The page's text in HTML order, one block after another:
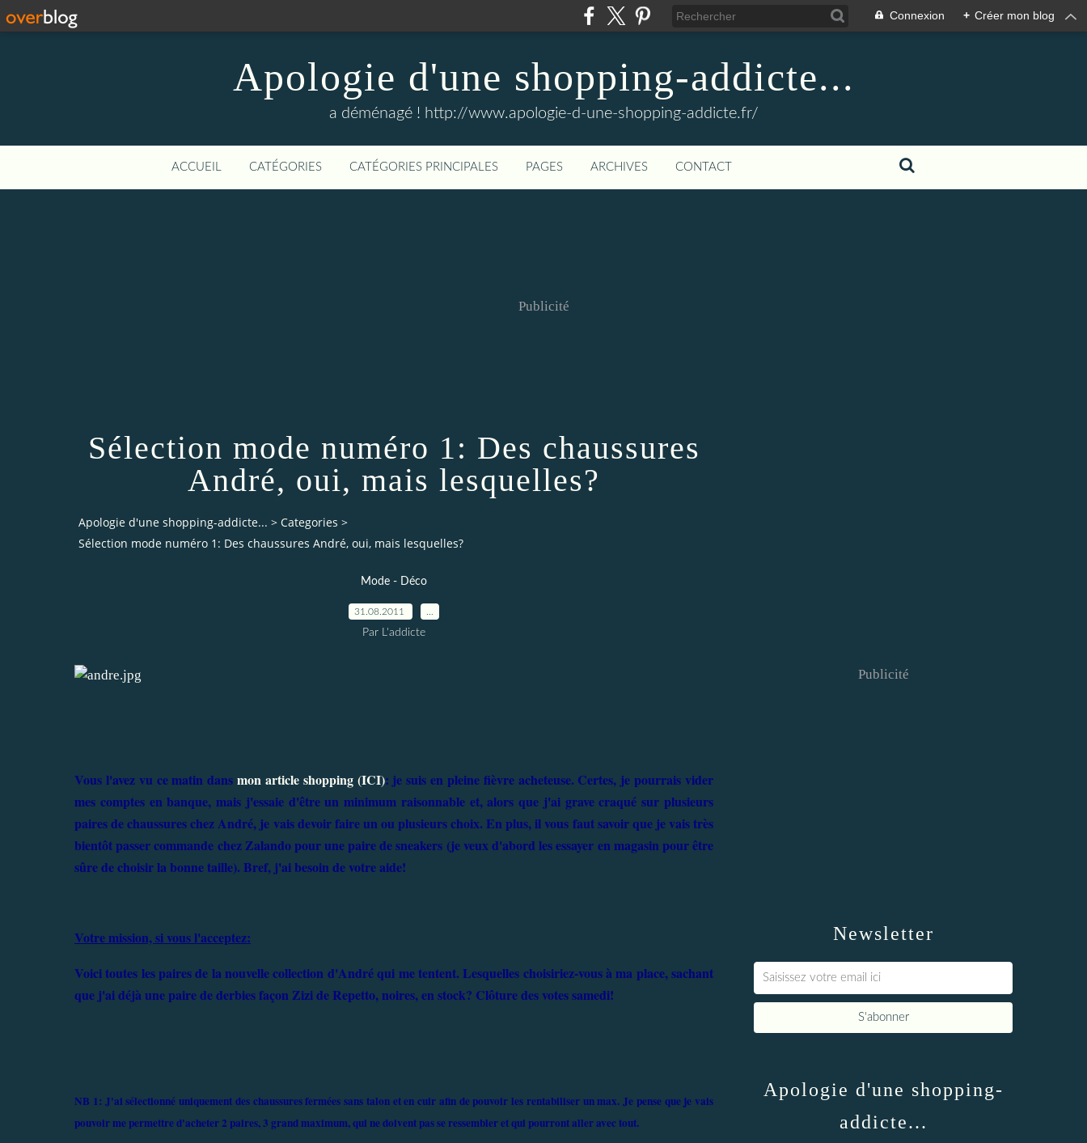
Connexion + Créer mon blog
Apologie d'une shopping-addicte...
a déménagé ! http://www.apologie-d-une-shopping-addicte.fr/
ACCUEIL CATÉGORIES CATÉGORIES PRINCIPALES PAGES ARCHIVES CONTACT
Publicité
Sélection mode numéro 1: Des chaussures
André, oui, mais lesquelles?
Apologie d'une shopping-addicte... > Categories >
Sélection mode numéro 1: Des chaussures André, oui, mais lesquelles?
Mode - Déco
31.08.2011
Par L'addicte
Vous l'avez vu ce matin dansmon article shopping (ICI): je suis en pleine fièvre acheteuse. Certes, je pourrais vider
mes comptes en banque, mais j'essaie d'être un minimum raisonnable et, alors que j'ai grave craqué sur plusieurs
paires de chaussures chez André, je vais devoir faire un ou plusieurs choix. En plus, il vous faut savoir que je vais très
bientôt passer commande chez Zalando pour une paire de sneakers (je veux d'abord les essayer en magasin pour être
sûre de choisir la bonne taille). Bref, j'ai besoin de votre aide!
Votre mission, si vous l'acceptez:
Voici toutes les paires de la nouvelle collection d'André qui me tentent. Lesquelles choisiriez-vous à ma place, sachant
que j'ai déjà une paire de derbies façon Zizi de Repetto, noires, en stock? Clôture des votes samedi!
NB 1: J'ai sélectionné uniquement des chaussures fermées sans talon et en cuir afin de pouvoir les rentabiliser un max. Je pense que je vais
pouvoir me permettre d'acheter 2 paires, 3 grand maximum, qui ne doivent pas se ressembler et qui pourront aller avec tout.
Newsletter
Publicité
Apologie d'une shopping-
addicte...